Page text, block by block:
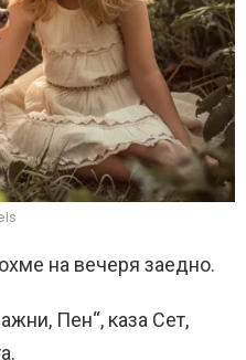
на вечеря заедно.
Пен“, каза Сет,